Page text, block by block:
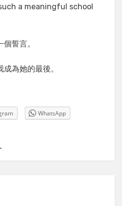
a meaningful school
誓言。
為她的最後。
WhatsApp